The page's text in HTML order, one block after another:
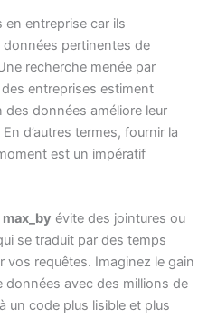
entreprise car ils
données pertinentes de
recherche menée par
entreprises estiment
des données améliore leur
d’autres termes, fournir la
est un impératif
max_by évite des jointures ou
se traduit par des temps
vos requêtes. Imaginez le gain
avec des millions de
un code plus lisible et plus